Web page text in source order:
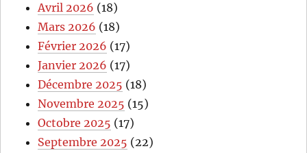
Avril 2026 (18)
Mars 2026 (18)
Février 2026 (17)
Janvier 2026 (17)
Décembre 2025 (18)
Novembre 2025 (15)
Octobre 2025 (17)
Septembre 2025 (22)